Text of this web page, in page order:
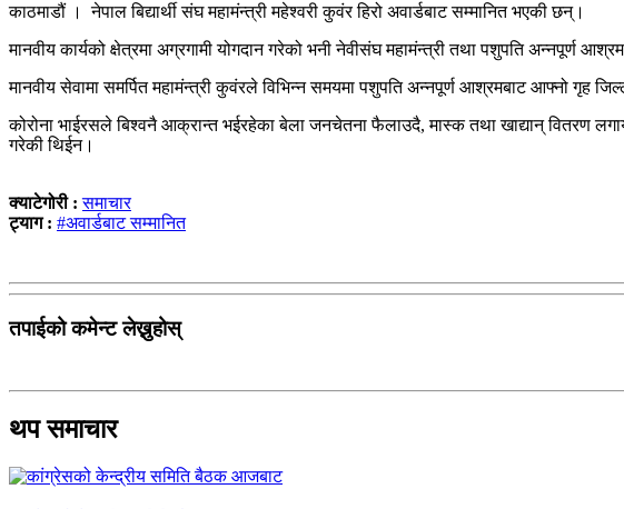
काठमाडौं । नेपाल बिद्यार्थी संघ महामंन्त्री महेश्वरी कुवंर हिरो अवार्डबाट सम्मानित भएकी छन्।
मानवीय कार्यको क्षेत्रमा अग्रगामी योगदान गरेको भनी नेवीसंघ महामंन्त्री तथा पशुपति अन्नपूर्ण
मानवीय सेवामा समर्पित महामंन्त्री कुवंरले विभिन्न समयमा पशुपति अन्नपूर्ण आश्रमबाट आफ्नो गृह
कोरोना भाईरसले बिश्वनै आक्रान्त भईरहेका बेला जनचेतना फैलाउदै, मास्क तथा खाद्यान् वितरण
गरेकी थिईन।
क्याटेगोरी :समाचार
ट्याग : #अवार्डबाट सम्मानित
तपाईको कमेन्ट लेख्नुहोस्
थप समाचार